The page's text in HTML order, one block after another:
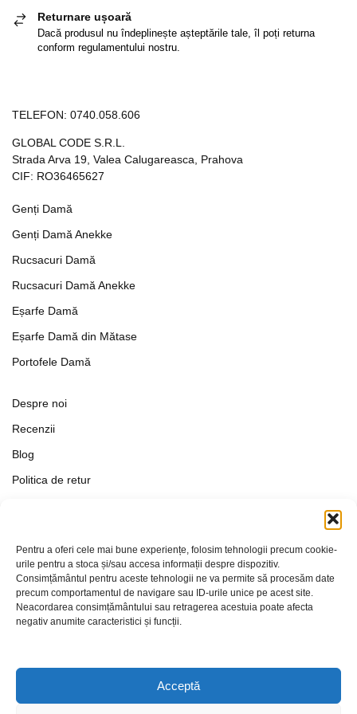
Pentru a oferi cele mai bune experiențe, folosim tehnologii precum cookie-
urile pentru a stoca și/sau accesa informații despre dispozitiv.
Consimțământul pentru aceste tehnologii ne va permite să procesăm date
precum comportamentul de navigare sau ID-urile unice pe acest site.
Neacordarea consimțământului sau retragerea acestuia poate afecta
negativ anumite caracteristici și funcții.
Acceptă
Returnare ușoară
Dacă produsul nu îndeplinește așteptările tale, îl poți returna
conform regulamentului nostru.
TELEFON: 0740.058.606
GLOBAL CODE S.R.L.
Strada Arva 19, Valea Calugareasca, Prahova
CIF: RO36465627
Genți Damă
Genți Damă Anekke
Rucsacuri Damă
Rucsacuri Damă Anekke
Eșarfe Damă
Eșarfe Damă din Mătase
Portofele Damă
Despre noi
Recenzii
Blog
Politica de retur
Politica de Confidențialitate
Politica de cookies
Setări Cookie-uri
Contact